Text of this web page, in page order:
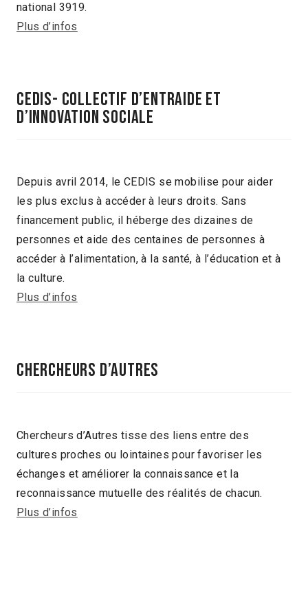
national 3919.
Plus d’infos
CEDIS- Collectif d’Entraide et
d’Innovation Sociale
Depuis avril 2014, le CEDIS se mobilise pour aider
les plus exclus à accéder à leurs droits. Sans
financement public, il héberge des dizaines de
personnes et aide des centaines de personnes à
accéder à l’alimentation, à la santé, à l’éducation et à
la culture.
Plus d’infos
Chercheurs d’Autres
Chercheurs d’Autres tisse des liens entre des
cultures proches ou lointaines pour favoriser les
échanges et améliorer la connaissance et la
reconnaissance mutuelle des réalités de chacun.
Plus d’infos